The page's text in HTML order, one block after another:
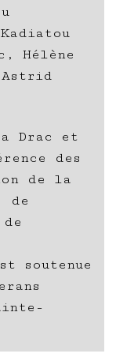
Hélène
Drac et
des
de la
de
soutenue